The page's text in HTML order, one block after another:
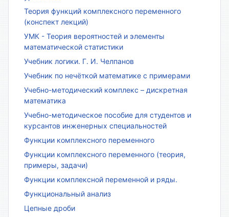
Теория функций комплексного переменного
(конспект лекций)
УМК - Теория вероятностей и элементы
математической статистики
Учебник логики. Г. И. Челпанов
Учебник по нечёткой математике с примерами
Учебно-методический комплекс – дискретная
математика
Учебно-методическое пособие для студентов и
курсантов инженерных специальностей
Функции комплексного переменного
Функции комплексного переменного (теория,
примеры, задачи)
Функции комплексной переменной и ряды.
Функциональный анализ
Цепные дроби